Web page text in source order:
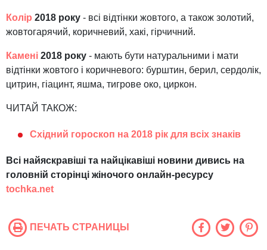
Колір 2018 року - всі відтінки жовтого, а також золотий,
жовтогарячий, коричневий, хакі, гірчичний.
Камені 2018 року - мають бути натуральними і мати
відтінки жовтого і коричневого: бурштин, берил, сердолік,
цитрин, гіацинт, яшма, тигрове око, циркон.
ЧИТАЙ ТАКОЖ:
Східний гороскоп на 2018 рік для всіх знаків
Всі найяскравіші та найцікавіші новини дивись на
головній сторінці жіночого онлайн-ресурсу
tochka.net
ПЕЧАТЬ СТРАНИЦЫ